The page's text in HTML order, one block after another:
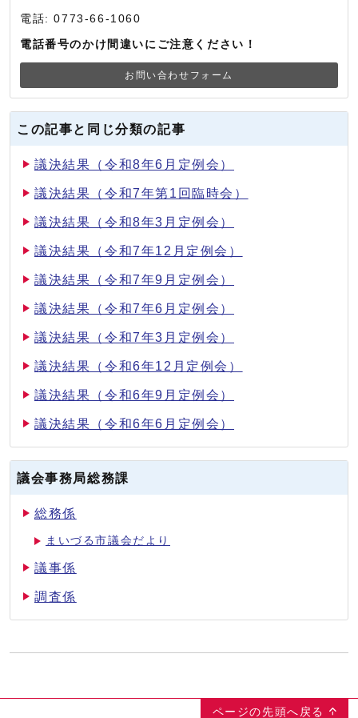
電話: 0773-66-1060
電話番号のかけ間違いにご注意ください！
お問い合わせフォーム
この記事と同じ分類の記事
議決結果（令和8年6月定例会）
議決結果（令和7年第1回臨時会）
議決結果（令和8年3月定例会）
議決結果（令和7年12月定例会）
議決結果（令和7年9月定例会）
議決結果（令和7年6月定例会）
議決結果（令和7年3月定例会）
議決結果（令和6年12月定例会）
議決結果（令和6年9月定例会）
議決結果（令和6年6月定例会）
議会事務局総務課
総務係
まいづる市議会だより
議事係
調査係
ページの先頭へ戻る